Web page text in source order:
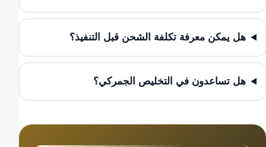
هل يمكن معرفة تكلفة الشحن قبل التنفيذ؟
هل تساعدون في التخليص الجمركي؟